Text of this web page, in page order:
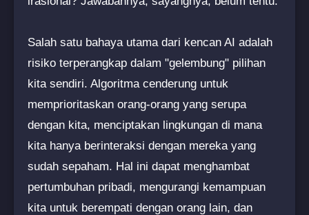
Salah satu bahaya utama dari kencan AI adalah
risiko terperangkap dalam "gelembung" pilihan
kita sendiri. Algoritma cenderung untuk
memprioritaskan orang-orang yang serupa
dengan kita, menciptakan lingkungan di mana
kita hanya berinteraksi dengan mereka yang
sudah sepaham. Hal ini dapat menghambat
pertumbuhan pribadi, mengurangi kemampuan
kita untuk berempati dengan orang lain, dan